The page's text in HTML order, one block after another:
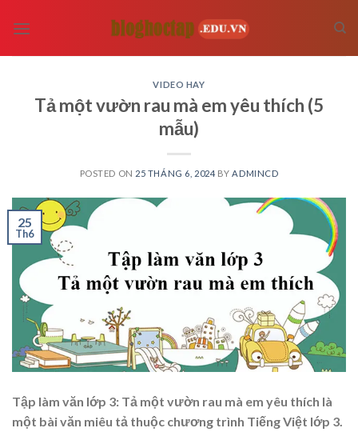
VIDEO HAY
Tả một vườn rau mà em yêu thích (5
mẫu)
POSTED ON 25 THÁNG 6, 2024 BY ADMINCD
25
Th6
Tập làm văn lớp 3: Tả một vườn rau mà em yêu thích là
một bài văn miêu tả thuộc chương trình Tiếng Việt lớp 3.